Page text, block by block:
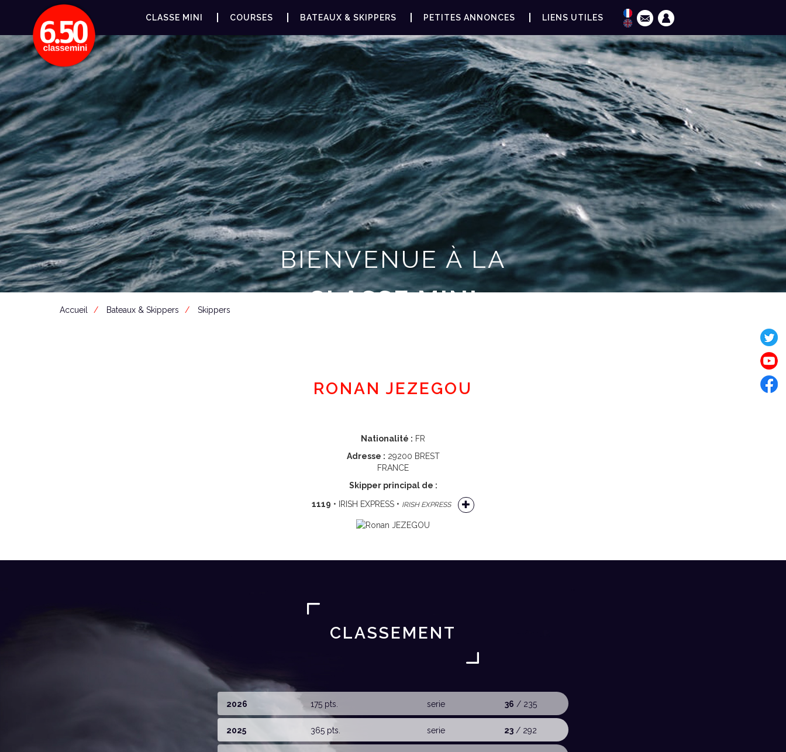
CLASSE MINI COURSES BATEAUX & SKIPPERS PETITES ANNONCES LIENS UTILES
BIENVENUE À LA
CLASSE MINI
Accueil Bateaux & Skippers Skippers
RONAN JEZEGOU
Nationalité : FR
Adresse : 29200 BREST
FRANCE
Skipper principal de :
1119 • IRISH EXPRESS • IRISH EXPRESS
CLASSEMENT
2026 175 pts. serie 36 / 235
2025 365 pts. serie 23 / 292